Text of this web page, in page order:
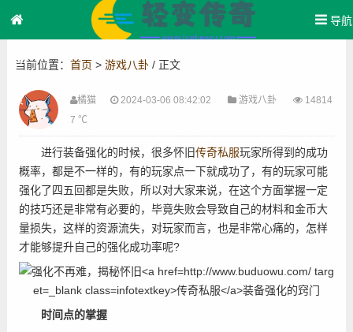
首
页
导航
当前位置： 首页 > 游戏八卦/ 正文
橘猫 2024-03-06 08:42:02 游戏八卦
14814
7 ℃
进行装备强化的时候，很多怀旧传奇私服玩家所得到的成功
概率，都是不一样的，有的玩家点一下就成功了，有的玩家可能
强化了四五回都是失败，所以对大家来说，在这个方面掌握一定
的技巧还是非常有必要的，毕竟失败会导致自己的材料和金币大
量损失，这样的资源流失，对玩家而言，也是非常心痛的，怎样
才能够提升自己的强化成功率呢?
时间点的掌握